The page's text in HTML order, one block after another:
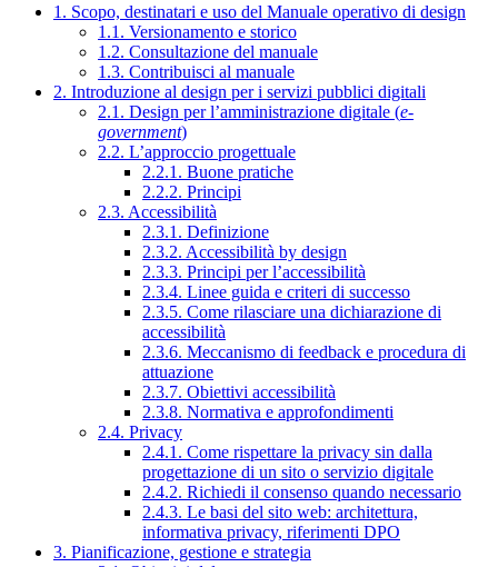
1. Scopo, destinatari e uso del Manuale operativo di design
1.1. Versionamento e storico
1.2. Consultazione del manuale
1.3. Contribuisci al manuale
2. Introduzione al design per i servizi pubblici digitali
2.1. Design per l’amministrazione digitale (e-
government)
2.2. L’approccio progettuale
2.2.1. Buone pratiche
2.2.2. Principi
2.3. Accessibilità
2.3.1. Definizione
2.3.2. Accessibilità by design
2.3.3. Principi per l’accessibilità
2.3.4. Linee guida e criteri di successo
2.3.5. Come rilasciare una dichiarazione di
accessibilità
2.3.6. Meccanismo di feedback e procedura di
attuazione
2.3.7. Obiettivi accessibilità
2.3.8. Normativa e approfondimenti
2.4. Privacy
2.4.1. Come rispettare la privacy sin dalla
progettazione di un sito o servizio digitale
2.4.2. Richiedi il consenso quando necessario
2.4.3. Le basi del sito web: architettura,
informativa privacy, riferimenti DPO
3. Pianificazione, gestione e strategia